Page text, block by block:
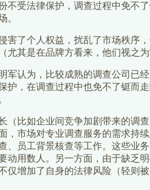
受法律保护，调查过程中免不了
。
了个人权益，扰乱了市场秩序，
其是在品牌方看来，他们视之为
认为，比较成熟的调查公司已经
护，在调查过程中也免不了铤而
比如企业间竞争加剧带来的调查
，市场对专业调查服务的需求持
、员工背景核查等工作。这些业
动用数人。另一方面，由于缺乏
仅增加了自身的法律风险（轻则